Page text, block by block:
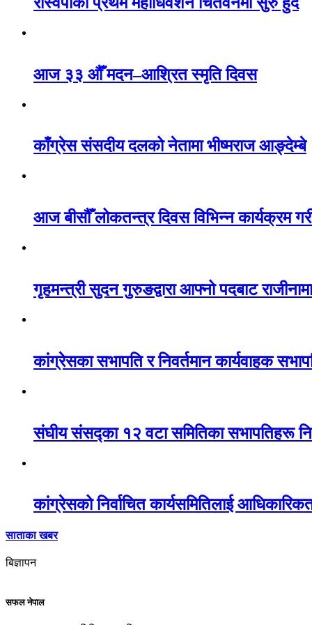
आज ३३ औँ मदन–आश्रित स्मृति दिवस
काँग्रेस संसदीय दलको नेतामा भीष्मराज आङ्देम्बे
आज बीसौँ लोकतन्त्र दिवस विभिन्न कार्यक्रम
गृहमन्त्री सुदन गुरुङद्वारा आफ्नो पदबाट राजीनामा
कांग्रेसका सभापति र निवर्तमान कार्यवाहक
संघीय संसद्का १२ वटा समितिका सभापतिहरू
कांग्रेसको निर्वाचित कार्यसमितिलाई
साताका खबर
बिज्ञापन
सफल नेपाल